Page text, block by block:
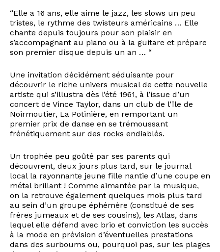
“Elle a 16 ans, elle aime le jazz, les slows un peu
tristes, le rythme des twisteurs américains … Elle
chante depuis toujours pour son plaisir en
s’accompagnant au piano ou à la guitare et prépare
son premier disque depuis un an … “
Une invitation décidément séduisante pour
découvrir le riche univers musical de cette nouvelle
artiste qui s’illustra dès l’été 1961, à l’issue d’un
concert de Vince Taylor, dans un club de l’île de
Noirmoutier, La Potinière, en remportant un
premier prix de danse en se trémoussant
frénétiquement sur des rocks endiablés.
Un trophée peu goûté par ses parents qui
découvrent, deux jours plus tard, sur le journal
local la rayonnante jeune fille nantie d’une coupe en
métal brillant ! Comme aimantée par la musique,
on la retrouve également quelques mois plus tard
au sein d’un groupe éphémère (constitué de ses
frères jumeaux et de ses cousins), les Atlas, dans
lequel elle défend avec brio et conviction les succès
à la mode en prévision d’éventuelles prestations
dans des surboums ou, pourquoi pas, sur les plages